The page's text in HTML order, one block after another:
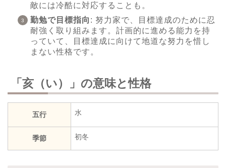
敵には冷酷に対応することも。
勤勉で目標指向 : 努力家で、目標達成のために忍
耐強く取り組みます。計画的に進める能力を持
っていて、目標達成に向けて地道な努力を惜し
まない性格です。
「亥（い）」の意味と性格
五行 水
季節 初冬